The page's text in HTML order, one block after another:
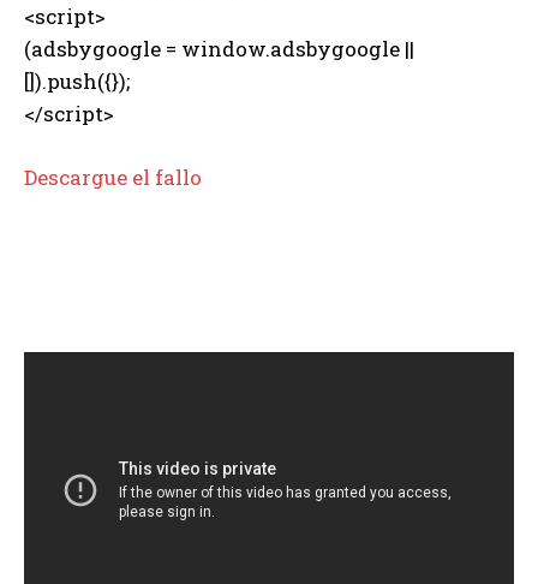
<script>
(adsbygoogle = window.adsbygoogle ||
[]).push({});
</script>
Descargue el fallo